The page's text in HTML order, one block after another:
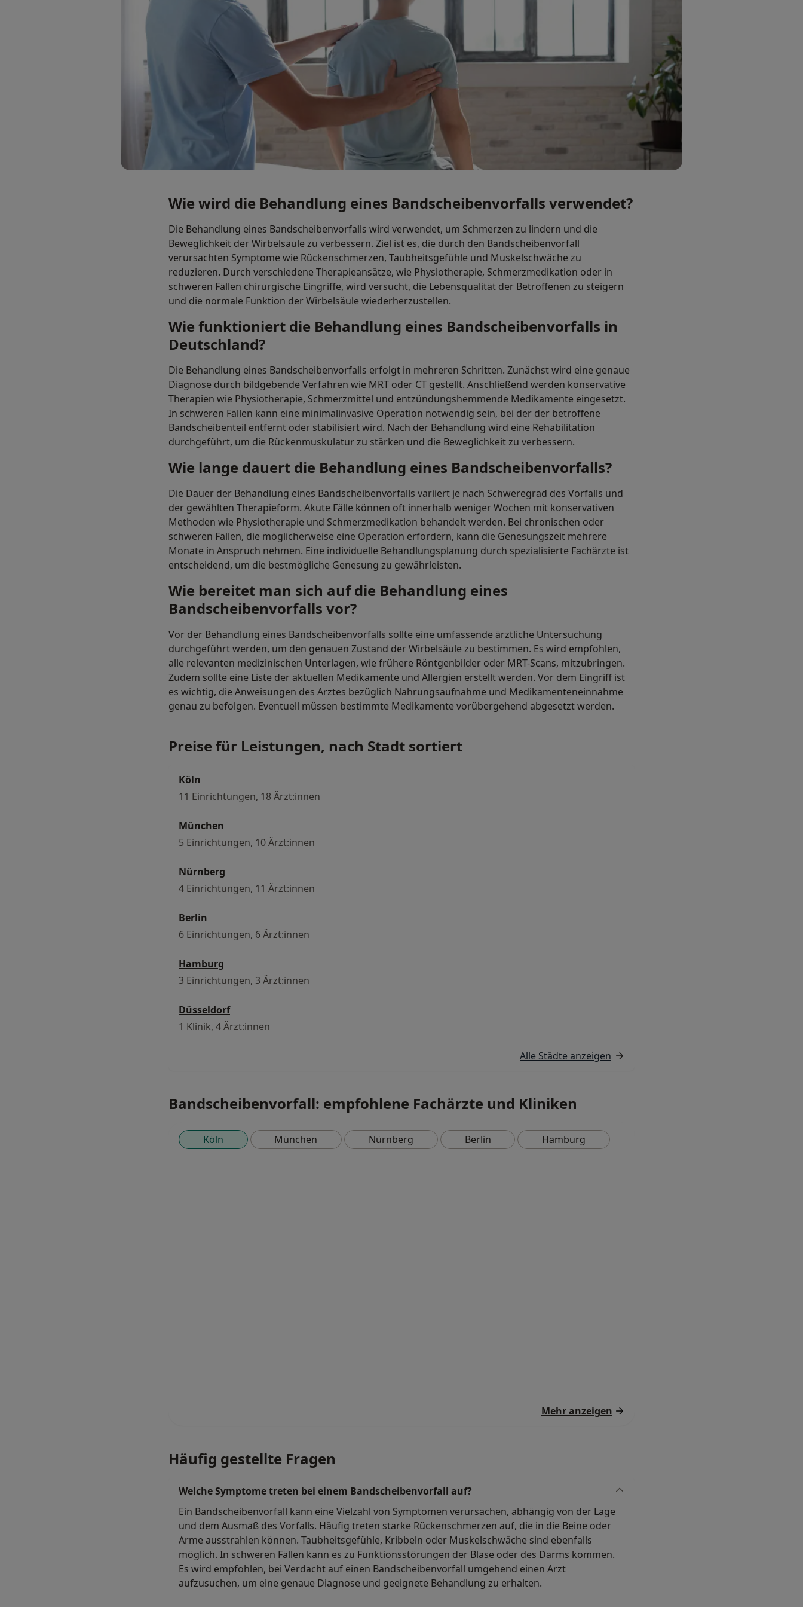
Wie wird die Behandlung eines Bandscheibenvorfalls verwendet?
Die Behandlung eines Bandscheibenvorfalls wird verwendet, um Schmerzen zu lindern und die
Beweglichkeit der Wirbelsäule zu verbessern. Ziel ist es, die durch den Bandscheibenvorfall
verursachten Symptome wie Rückenschmerzen, Taubheitsgefühle und Muskelschwäche zu
reduzieren. Durch verschiedene Therapieansätze, wie Physiotherapie, Schmerzmedikation oder in
schweren Fällen chirurgische Eingriffe, wird versucht, die Lebensqualität der Betroffenen zu steigern
und die normale Funktion der Wirbelsäule wiederherzustellen.
Wie funktioniert die Behandlung eines Bandscheibenvorfalls in
Deutschland?
Die Behandlung eines Bandscheibenvorfalls erfolgt in mehreren Schritten. Zunächst wird eine genaue
Diagnose durch bildgebende Verfahren wie MRT oder CT gestellt. Anschließend werden konservative
Therapien wie Physiotherapie, Schmerzmittel und entzündungshemmende Medikamente eingesetzt.
In schweren Fällen kann eine minimalinvasive Operation notwendig sein, bei der der betroffene
Bandscheibenteil entfernt oder stabilisiert wird. Nach der Behandlung wird eine Rehabilitation
durchgeführt, um die Rückenmuskulatur zu stärken und die Beweglichkeit zu verbessern.
Wie lange dauert die Behandlung eines Bandscheibenvorfalls?
Die Dauer der Behandlung eines Bandscheibenvorfalls variiert je nach Schweregrad des Vorfalls und
der gewählten Therapieform. Akute Fälle können oft innerhalb weniger Wochen mit konservativen
Methoden wie Physiotherapie und Schmerzmedikation behandelt werden. Bei chronischen oder
schweren Fällen, die möglicherweise eine Operation erfordern, kann die Genesungszeit mehrere
Monate in Anspruch nehmen. Eine individuelle Behandlungsplanung durch spezialisierte Fachärzte ist
entscheidend, um die bestmögliche Genesung zu gewährleisten.
Wie bereitet man sich auf die Behandlung eines
Bandscheibenvorfalls vor?
Vor der Behandlung eines Bandscheibenvorfalls sollte eine umfassende ärztliche Untersuchung
durchgeführt werden, um den genauen Zustand der Wirbelsäule zu bestimmen. Es wird empfohlen,
alle relevanten medizinischen Unterlagen, wie frühere Röntgenbilder oder MRT-Scans, mitzubringen.
Zudem sollte eine Liste der aktuellen Medikamente und Allergien erstellt werden. Vor dem Eingriff ist
es wichtig, die Anweisungen des Arztes bezüglich Nahrungsaufnahme und Medikamenteneinnahme
genau zu befolgen. Eventuell müssen bestimmte Medikamente vorübergehend abgesetzt werden.
Preise für Leistungen, nach Stadt sortiert
Köln
11 Einrichtungen, 18 Ärzt:innen
München
5 Einrichtungen, 10 Ärzt:innen
Nürnberg
4 Einrichtungen, 11 Ärzt:innen
Berlin
6 Einrichtungen, 6 Ärzt:innen
Hamburg
3 Einrichtungen, 3 Ärzt:innen
Düsseldorf
1 Klinik, 4 Ärzt:innen
Alle Städte anzeigen
Bandscheibenvorfall: empfohlene Fachärzte und Kliniken
Köln München Nürnberg Berlin Hamburg
Mehr anzeigen
Häufig gestellte Fragen
Welche Symptome treten bei einem Bandscheibenvorfall auf?
Ein Bandscheibenvorfall kann eine Vielzahl von Symptomen verursachen, abhängig von der Lage
und dem Ausmaß des Vorfalls. Häufig treten starke Rückenschmerzen auf, die in die Beine oder
Arme ausstrahlen können. Taubheitsgefühle, Kribbeln oder Muskelschwäche sind ebenfalls
möglich. In schweren Fällen kann es zu Funktionsstörungen der Blase oder des Darms kommen.
Es wird empfohlen, bei Verdacht auf einen Bandscheibenvorfall umgehend einen Arzt
aufzusuchen, um eine genaue Diagnose und geeignete Behandlung zu erhalten.